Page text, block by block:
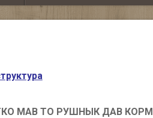
МАВ ТО РУШНЫК ДАВ